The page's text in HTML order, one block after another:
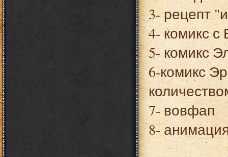
3- рецепт
4- комикс
5- комикс
6-комикс
7- вовфап
8-